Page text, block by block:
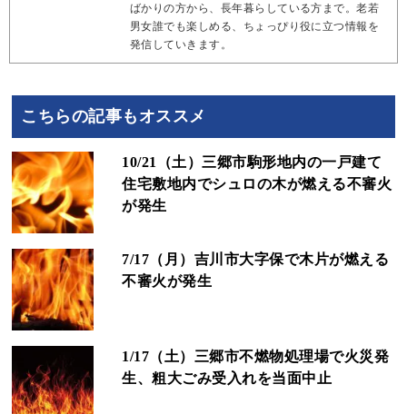
ばかりの方から、長年暮らしている方まで。老若
男女誰でも楽しめる、ちょっぴり役に立つ情報を
発信していきます。
こちらの記事もオススメ
10/21（土）三郷市駒形地内の一戸建て
住宅敷地内でシュロの木が燃える不審火
が発生
7/17（月）吉川市大字保で木片が燃える
不審火が発生
1/17（土）三郷市不燃物処理場で火災発
生、粗大ごみ受入れを当面中止